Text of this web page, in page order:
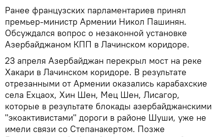
Ранее французских парламентариев принял
премьер-министр Армении Никол Пашинян.
Обсуждался вопрос о незаконной установке
Азербайджаном КПП в Лачинском коридоре.
23 апреля Азербайджан перекрыл мост на реке
Хакари в Лачинском коридоре. В результате
отрезанными от Армении оказались карабахские
села Ехцаох, Хин Шен, Мец Шен, Лисагор,
которые в результате блокады азербайджанскими
"экоактивистами" дороги в районе Шуши, уже не
имели связи со Степанакертом. Позже